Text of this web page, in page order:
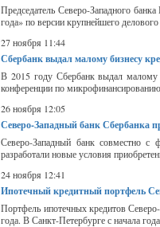
Председатель Северо-Западного
года» по версии крупнейшего
27 ноября 11:44
Сбербанк выдал малому бизнесу
В 2015 году Сбербанк выдал
конференции по
26 ноября 12:05
Северо-Западный банк Сбербанка
Северо-Западный банк совместно с
разработали новые условия
24 ноября 12:41
Ипотечный кредитный портфель
Портфель ипотечных кредитов
года. В Санкт-Петербурге с начала